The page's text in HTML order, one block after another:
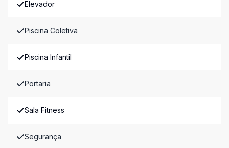
Elevador
Piscina Coletiva
Piscina Infantil
Portaria
Sala Fitness
Segurança